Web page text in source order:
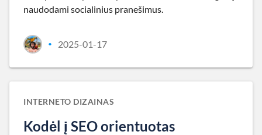
naudodami socialinius pranešimus.
• 2025-01-17
INTERNETO DIZAINAS
Kodėl į SEO orientuotas